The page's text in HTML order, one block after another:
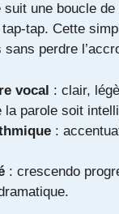
une boucle
tap. Cette
sans perdre
vocal : clair,
la parole soit
:
: crescendo